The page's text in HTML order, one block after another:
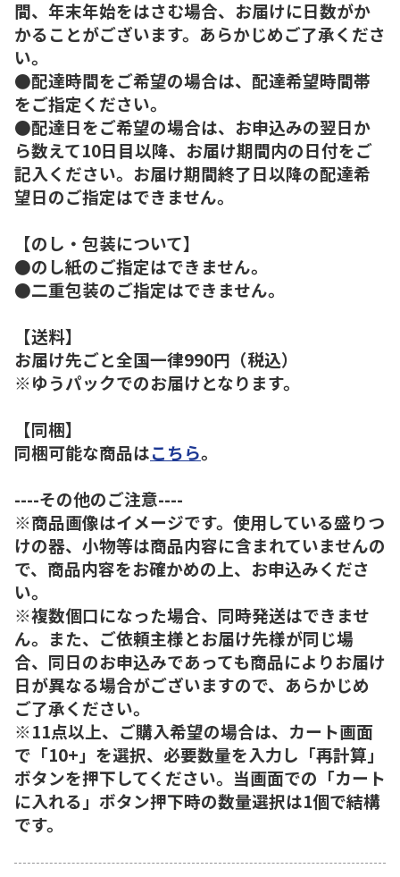
間、年末年始をはさむ場合、お届けに日数がか
かることがございます。あらかじめご了承くださ
い。
●配達時間をご希望の場合は、配達希望時間帯
をご指定ください。
●配達日をご希望の場合は、お申込みの翌日か
ら数えて10日目以降、お届け期間内の日付をご
記入ください。お届け期間終了日以降の配達希
望日のご指定はできません。
【のし・包装について】
●のし紙のご指定はできません。
●二重包装のご指定はできません。
【送料】
お届け先ごと全国一律990円（税込）
※ゆうパックでのお届けとなります。
【同梱】
同梱可能な商品はこちら。
----その他のご注意----
※商品画像はイメージです。使用している盛りつ
けの器、小物等は商品内容に含まれていませんの
で、商品内容をお確かめの上、お申込みくださ
い。
※複数個口になった場合、同時発送はできませ
ん。また、ご依頼主様とお届け先様が同じ場
合、同日のお申込みであっても商品によりお届け
日が異なる場合がございますので、あらかじめ
ご了承ください。
※11点以上、ご購入希望の場合は、カート画面
で「10+」を選択、必要数量を入力し「再計算」
ボタンを押下してください。当画面での「カート
に入れる」ボタン押下時の数量選択は1個で結構
です。